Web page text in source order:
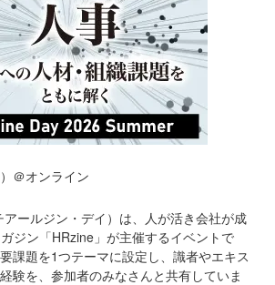
＠オンライン
ールジン・デイ）は、人が活き会社が成
ジン「HRzine」が主催するイベントで
課題を1つテーマに設定し、識者やエキス
験を、参加者のみなさんと共有していま